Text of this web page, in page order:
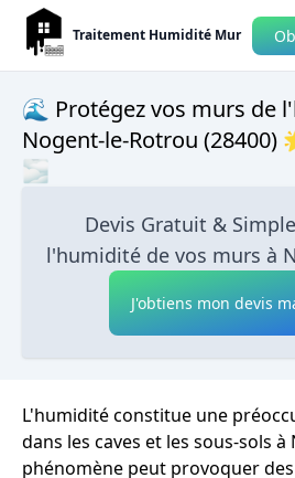
Traitement Humidité Mur
🌊 Protégez vos murs de
Nogent-le-Rotrou (28400)
🌫
Devis Gratuit &
l'humidité de vos murs à
J'obtiens mon devis
L'humidité constitue une
dans les caves et les sous-sols
phénomène peut provoquer